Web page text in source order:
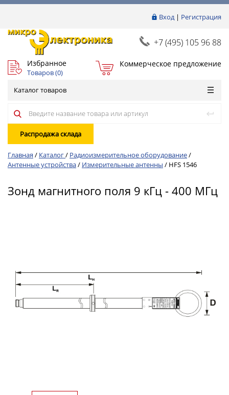
Вход| Регистрация
+7 (495) 105 96 88
Избранное
Товаров (0)
Коммерческое предложение
Каталог товаров
Распродажа склада
Главная / Каталог/ Радиоизмерительное оборудование/
Антенные устройства/ Измерительные антенны / HFS 1546
Зонд магнитного поля 9 кГц - 400 МГц